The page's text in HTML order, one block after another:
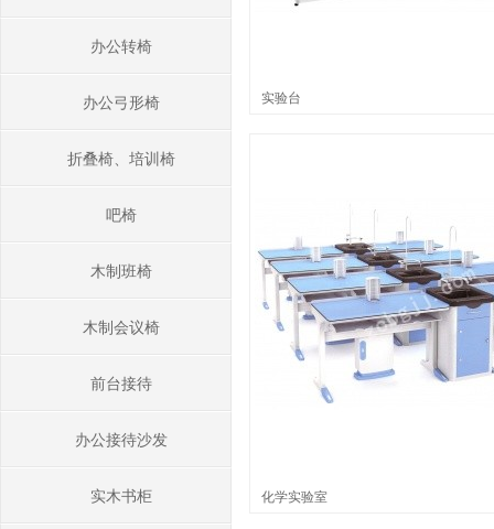
办公转椅
办公弓形椅
折叠椅、培训椅
吧椅
木制班椅
木制会议椅
前台接待
办公接待沙发
实木书柜
实验台
化学实验室